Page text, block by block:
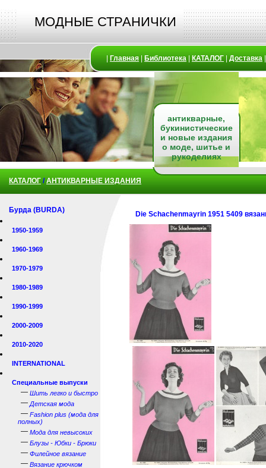
МОДНЫЕ СТРАНИЧКИ
Главная Библиотека КАТАЛОГ Доставка
антикварные,
букинистические
и новые издания
о моде, шитье и
рукоделиях
КАТАЛОГ /АНТИКВАРНЫЕ ИЗДАНИЯ
Бурда (BURDA)
1950-1959
1960-1969
1970-1979
1980-1989
1990-1999
2000-2009
2010-2020
INTERNATIONAL
Специальные выпуски
— Шить легко и быстро
— Детская мода
— Fashion plus (мода для
полных)
— Мода для невысоких
— Блузы - Юбки - Брюки
— Филейное вязание
— Вязание крючком
Die Schachenmayrin 1951 5409